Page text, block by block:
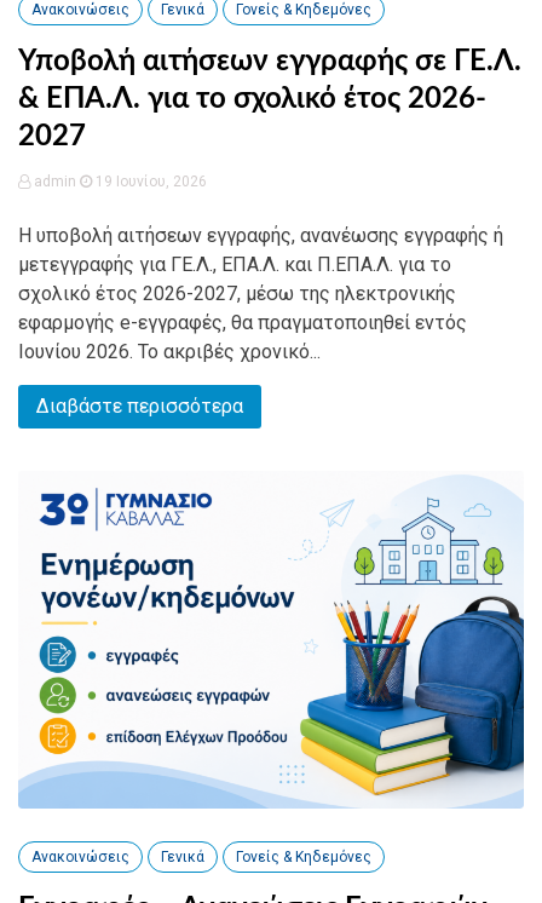
Ανακοινώσεις Γενικά Γονείς & Κηδεμόνες
Υποβολή αιτήσεων εγγραφής σε ΓΕ.Λ.
& ΕΠΑ.Λ. για το σχολικό έτος 2026-
2027
admin 19 Ιουνίου, 2026
Η υποβολή αιτήσεων εγγραφής, ανανέωσης εγγραφής ή
μετεγγραφής για ΓΕ.Λ., ΕΠΑ.Λ. και Π.ΕΠΑ.Λ. για το
σχολικό έτος 2026-2027, μέσω της ηλεκτρονικής
εφαρμογής e-εγγραφές, θα πραγματοποιηθεί εντός
Ιουνίου 2026. Το ακριβές χρονικό...
Διαβάστε περισσότερα
Ανακοινώσεις Γενικά Γονείς & Κηδεμόνες